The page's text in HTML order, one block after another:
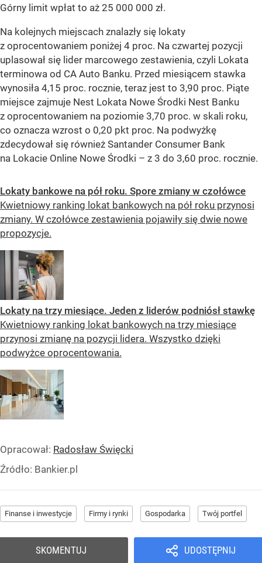
Górny limit wpłat to aż 25 000 000 zł.
Na kolejnych miejscach znalazły się lokaty
z oprocentowaniem poniżej 4 proc. Na czwartej pozycji
uplasował się lider marcowego zestawienia, czyli Lokata
terminowa od CA Auto Banku. Przed miesiącem stawka
wynosiła 4,15 proc. rocznie, teraz jest to 3,90 proc. Piąte
miejsce zajmuje Nest Lokata Nowe Środki Nest Banku
z oprocentowaniem na poziomie 3,70 proc. w skali roku,
co oznacza wzrost o 0,20 pkt proc. Na podwyżkę
zdecydował się również Santander Consumer Bank
na Lokacie Online Nowe Środki – z 3 do 3,60 proc. rocznie.
Lokaty bankowe na pół roku. Spore zmiany w czołówce
Kwietniowy ranking lokat bankowych na pół roku przynosi
zmiany. W czołówce zestawienia pojawiły się dwie nowe
propozycje.
Lokaty na trzy miesiące. Jeden z liderów podniósł stawkę
Kwietniowy ranking lokat bankowych na trzy miesiące
przynosi zmianę na pozycji lidera. Wszystko dzięki
podwyżce oprocentowania.
Opracował: Radosław Święcki
Źródło: Bankier.pl
Finanse i inwestycje Firmy i rynki Gospodarka Twój portfel
UDOSTĘPNIJ
SKOMENTUJ